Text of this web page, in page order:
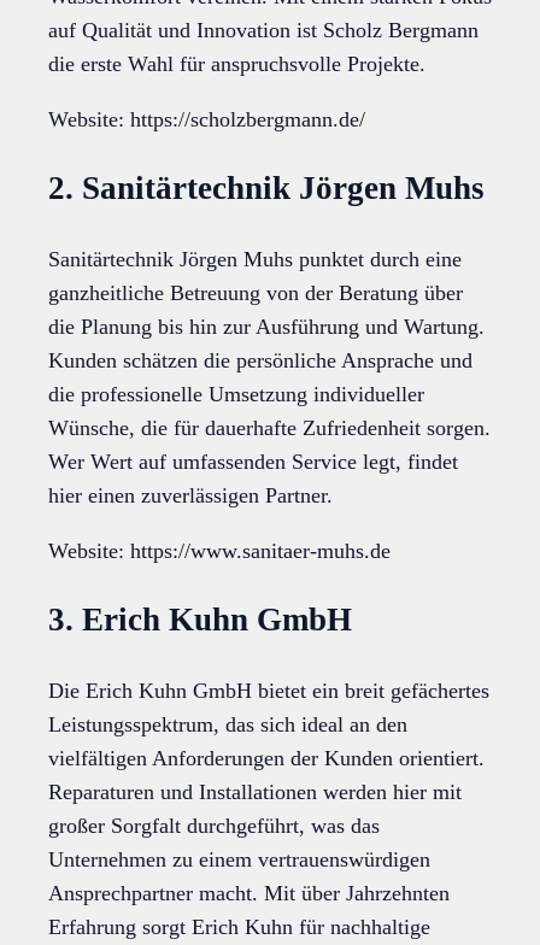
auf Qualität und Innovation ist Scholz Bergmann
die erste Wahl für anspruchsvolle Projekte.
Website: https://scholzbergmann.de/
2. Sanitärtechnik Jörgen Muhs
Sanitärtechnik Jörgen Muhs punktet durch eine
ganzheitliche Betreuung von der Beratung über
die Planung bis hin zur Ausführung und Wartung.
Kunden schätzen die persönliche Ansprache und
die professionelle Umsetzung individueller
Wünsche, die für dauerhafte Zufriedenheit sorgen.
Wer Wert auf umfassenden Service legt, findet
hier einen zuverlässigen Partner.
Website: https://www.sanitaer-muhs.de
3. Erich Kuhn GmbH
Die Erich Kuhn GmbH bietet ein breit gefächertes
Leistungsspektrum, das sich ideal an den
vielfältigen Anforderungen der Kunden orientiert.
Reparaturen und Installationen werden hier mit
großer Sorgfalt durchgeführt, was das
Unternehmen zu einem vertrauenswürdigen
Ansprechpartner macht. Mit über Jahrzehnten
Erfahrung sorgt Erich Kuhn für nachhaltige